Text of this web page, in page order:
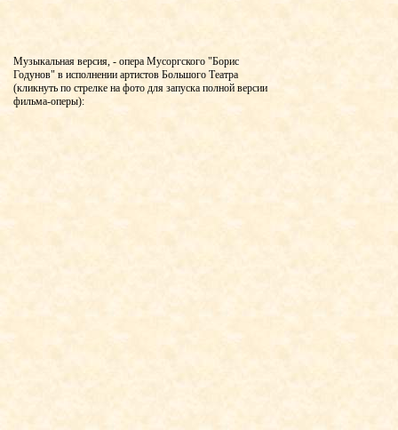
Музыкальная версия, - опера Мусоргского "Борис
Годунов" в исполнении артистов Большого Театра
(кликнуть по стрелке на фото для запуска полной версии
фильма-оперы):